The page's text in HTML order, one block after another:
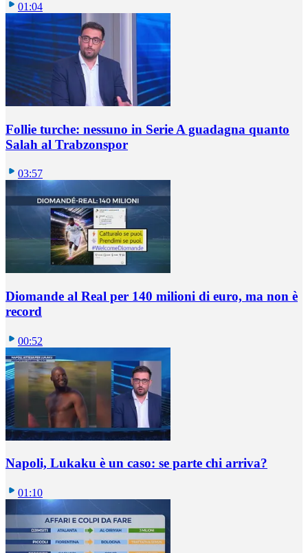
01:04
Follie turche: nessuno in Serie A guadagna quanto
Salah al Trabzonspor
03:57
Diomande al Real per 140 milioni di euro, ma non è
record
00:52
Napoli, Lukaku è un caso: se parte chi arriva?
01:10